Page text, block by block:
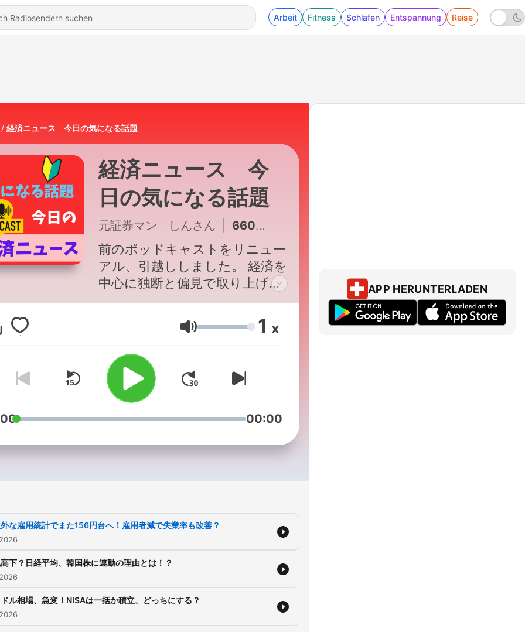
Arbeit Fitness Schlafen Entspannung Reise
経済ニュース 今日の気になる話題
経済ニュース 今
日の気になる話題
元証券マン しんさん 660 - 意外な雇用統計でまた156円台へ！雇用者減で失業率も改善？
前のポッドキャストをリニュー
アル、引越ししました。 経済を
中心に独断と偏見で取り上げる
ニュースを選んでします。 少
し批判口調も入る時があるの
で、気分を害したらすいませ
ん。 特定のだれかを意識して話
をしているわけではありませ
ん。 アンチコメント、アンチ
レビューに嫌気がさしてせっか
く人気が出たチャンネルをやめ
Lautstärke 1 x
00:00
な雇用統計でまた156円台へ！雇用者減で失業率も改善？
下？日経平均、韓国株に連動の理由とは！？
ル相場、急変！NISAは一括か積立、どっちにする？
APP HERUNTERLADEN